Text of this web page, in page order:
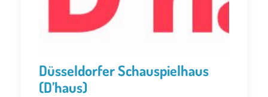
Düsseldorfer Schauspielhaus
(D’haus)